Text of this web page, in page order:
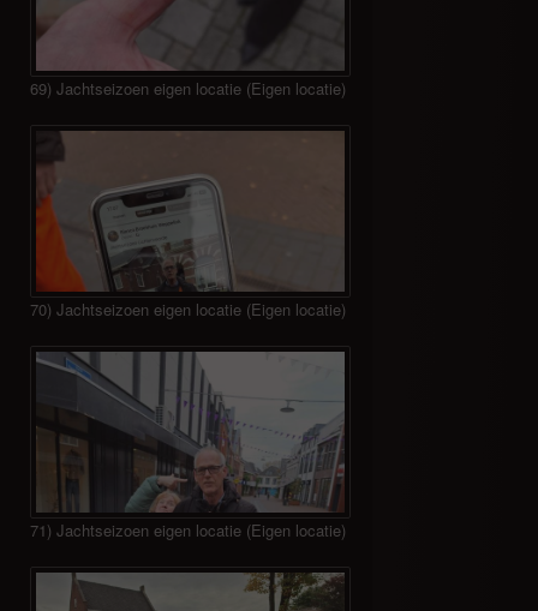
69) Jachtseizoen eigen locatie (Eigen locatie)
70) Jachtseizoen eigen locatie (Eigen locatie)
71) Jachtseizoen eigen locatie (Eigen locatie)